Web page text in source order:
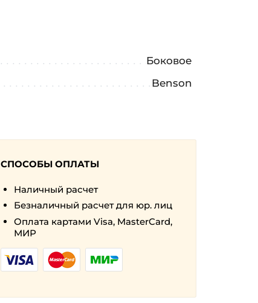
Боковое
Benson
СПОСОБЫ ОПЛАТЫ
Наличный расчет
Безналичный расчет для юр. лиц
Оплата картами Visa, MasterCard,
МИР